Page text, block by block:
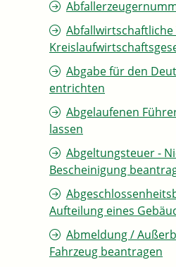
Abfallwirtschaftliche
Abgabe für den
entrichten
Abgelaufenen
lassen
Abgeltungsteuer -
Bescheinigung
Aufteilung eines
Abmeldung /
Fahrzeug beantragen